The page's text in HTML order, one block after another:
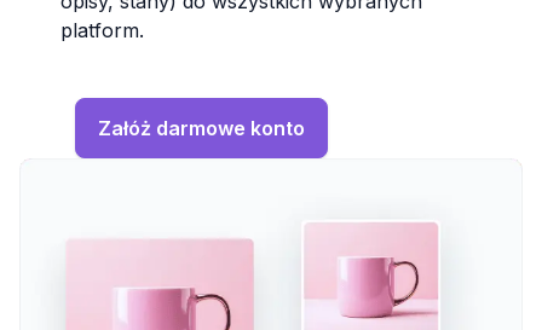
platform.
Załóż darmowe konto